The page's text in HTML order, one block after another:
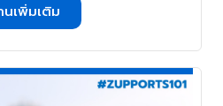
นเพิ่มเติม